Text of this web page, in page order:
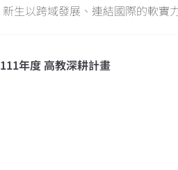
新生以跨域發展、連結國際的軟實
111年度 高教深耕計畫